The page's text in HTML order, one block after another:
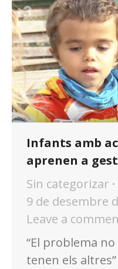
Infants amb
aprenen a
Sin categorizar
9 de desembre
Leave a
“El problema
tenen els